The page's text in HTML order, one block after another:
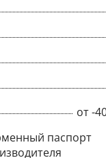
от -
паспорт